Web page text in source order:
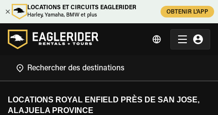
LOCATIONS ET CIRCUITS EAGLERIDER
Harley, Yamaha, BMW et plus
OBTENIR L'APP
LOCATIONS ROYAL ENFIELD PRÈS DE SAN JOSE,
ALAJUELA PROVINCE